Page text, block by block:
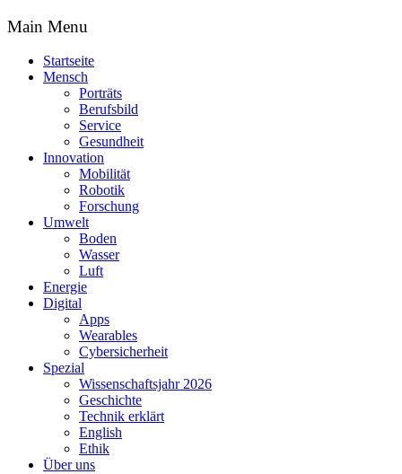
Main Menu
Startseite
Mensch
Porträts
Berufsbild
Service
Gesundheit
Innovation
Mobilität
Robotik
Forschung
Umwelt
Boden
Wasser
Luft
Energie
Digital
Apps
Wearables
Cybersicherheit
Spezial
Wissenschaftsjahr 2026
Geschichte
Technik erklärt
English
Ethik
Über uns